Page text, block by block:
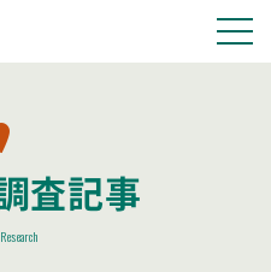
査記事